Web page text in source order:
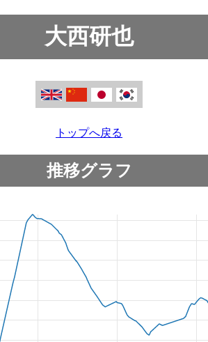
大西研也
トップへ戻る
推移グラフ